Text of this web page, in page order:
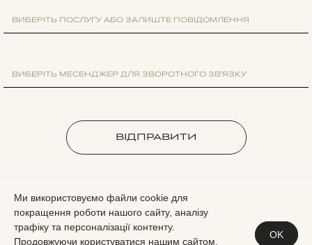
ВІДПРАВИТИ
Ми використовуємо файли cookie для
покращення роботи нашого сайту, аналізу
трафіку та персоналізації контенту.
Продовжуючи користуватися нашим сайтом,
OK